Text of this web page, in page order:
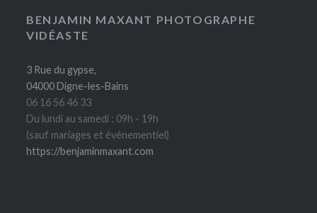
produit
options
BENJAMIN MAXANT PHOTOGRAPHE
VIDÉASTE
3 Rue du gypse,
04000 Digne-les-Bains
06 16 56 46 33
Du lundi au samedi : 09h - 19h
(sauf mariages et événementiel)
https://benjaminmaxant.com